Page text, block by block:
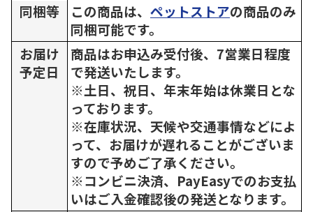
同梱等
この商品は、 ペットストアの商品のみ
同梱可能です。
お届け
予定日
商品はお申込み受付後、7営業日程度
で発送いたします。
※土日、祝日、年末年始は休業日とな
っております。
※在庫状況、天候や交通事情などによ
って、お届けが遅れることがございま
すので予めご了承ください。
※コンビニ決済、PayEasyでのお支払
いはご入金確認後の発送となります。